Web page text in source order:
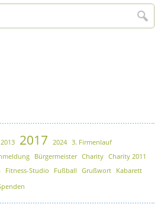
2013 2017 2024 3. Firmenlauf
Bürgermeister Charity Charity 2011
Fitness-Studio Fußball Grußwort Kabarett